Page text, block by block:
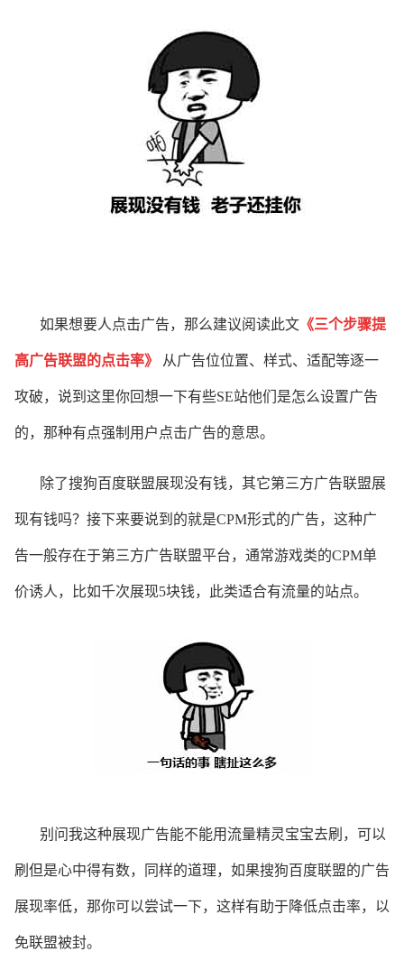
如果想要人点击广告，那么建议阅读此文 《三个步骤提
高广告联盟的点击率》 从广告位位置、样式、适配等逐一
攻破，说到这里你回想一下有些SE站他们是怎么设置广告
的，那种有点强制用户点击广告的意思。
除了搜狗百度联盟展现没有钱，其它第三方广告联盟展
现有钱吗？接下来要说到的就是CPM形式的广告，这种广
告一般存在于第三方广告联盟平台，通常游戏类的CPM单
价诱人，比如千次展现5块钱，此类适合有流量的站点。
别问我这种展现广告能不能用流量精灵宝宝去刷，可以
刷但是心中得有数，同样的道理，如果搜狗百度联盟的广告
展现率低，那你可以尝试一下，这样有助于降低点击率，以
免联盟被封。